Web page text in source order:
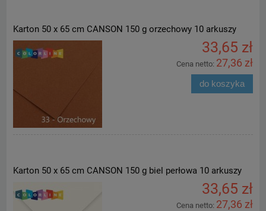
Karton 50 x 65 cm CANSON 150 g orzechowy 10 arkuszy
33,65 zł
Cena netto: 27,36 zł
do koszyka
Karton 50 x 65 cm CANSON 150 g biel perłowa 10 arkuszy
33,65 zł
Cena netto: 27,36 zł